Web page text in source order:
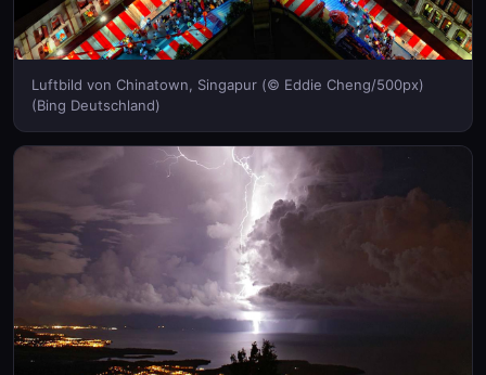
Luftbild von Chinatown, Singapur (© Eddie Cheng/500px)
(Bing Deutschland)